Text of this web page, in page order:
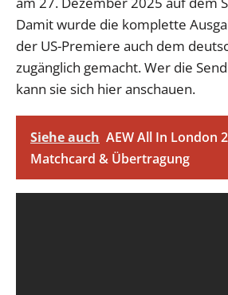
Damit wurde die komplette
der US-Premiere auch dem
zugänglich gemacht. Wer die
kann sie sich hier anschauen.
Siehe auch AEW All In London
Matchcard & Übertragung